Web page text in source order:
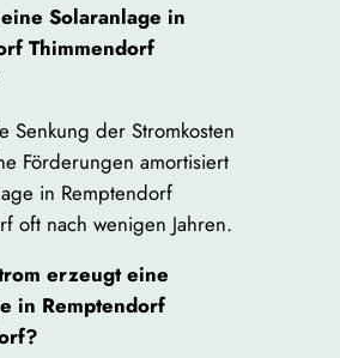
Solaranlage in
Thimmendorf
Senkung der Stromkosten
Förderungen amortisiert
in Remptendorf
oft nach wenigen Jahren.
erzeugt eine
in Remptendorf